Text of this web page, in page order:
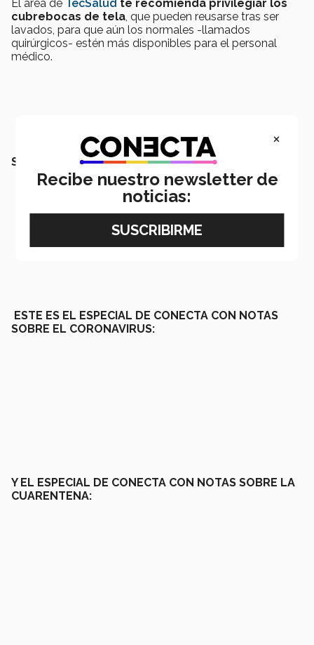
El área de TecSalud te recomienda privilegiar los
cubrebocas de tela, que pueden reusarse tras ser
lavados, para que aún los normales -llamados
quirúrgicos- estén más disponibles para el personal
médico.
SEGURAMENTE QUERRÁS LEER TAMBIÉN:
ESTE ES EL ESPECIAL DE CONECTA CON NOTAS
SOBRE EL CORONAVIRUS:
Y EL ESPECIAL DE CONECTA CON NOTAS SOBRE LA
CUARENTENA:
×
Recibe nuestro newsletter de
noticias: